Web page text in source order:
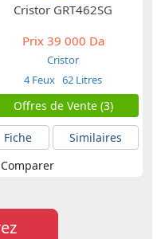
Cristor GRT462SG
Prix39 000 Da
Cristor
4 Feux 62 Litres
Offres de Vente (3)
Fiche
Similaires
Comparer